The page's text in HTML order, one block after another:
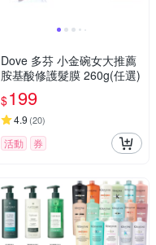
Dove 多芬 小金碗女大推薦
胺基酸修護髮膜 260g(任選)
$199
4.9 (20)
活動 券